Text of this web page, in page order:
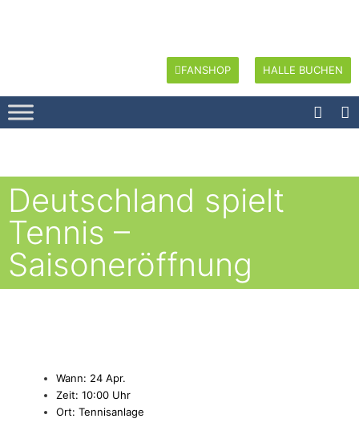
FANSHOP HALLE BUCHEN
Deutschland spielt
Tennis –
Saisoneröffnung
Wann: 24 Apr.
Zeit: 10:00 Uhr
Ort: Tennisanlage